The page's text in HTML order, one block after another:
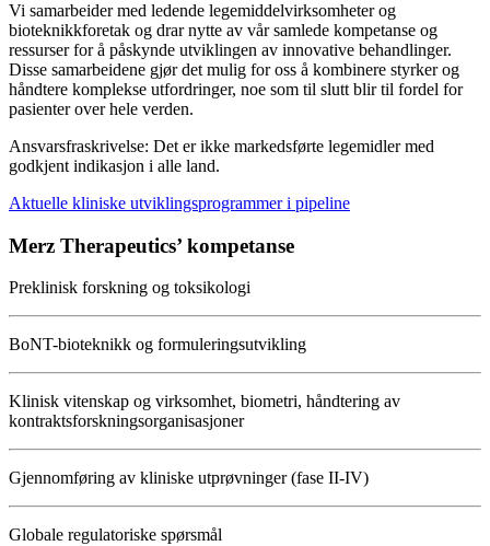
Vi samarbeider med ledende legemiddelvirksomheter og
bioteknikkforetak og drar nytte av vår samlede kompetanse og
ressurser for å påskynde utviklingen av innovative behandlinger.
Disse samarbeidene gjør det mulig for oss å kombinere styrker og
håndtere komplekse utfordringer, noe som til slutt blir til fordel for
pasienter over hele verden.
Ansvarsfraskrivelse: Det er ikke markedsførte legemidler med
godkjent indikasjon i alle land.
Aktuelle kliniske utviklingsprogrammer i pipeline
Merz Therapeutics’ kompetanse
Preklinisk forskning og toksikologi
BoNT-bioteknikk og formuleringsutvikling
Klinisk vitenskap og virksomhet, biometri, håndtering av
kontraktsforskningsorganisasjoner
Gjennomføring av kliniske utprøvninger (fase II-IV)
Globale regulatoriske spørsmål